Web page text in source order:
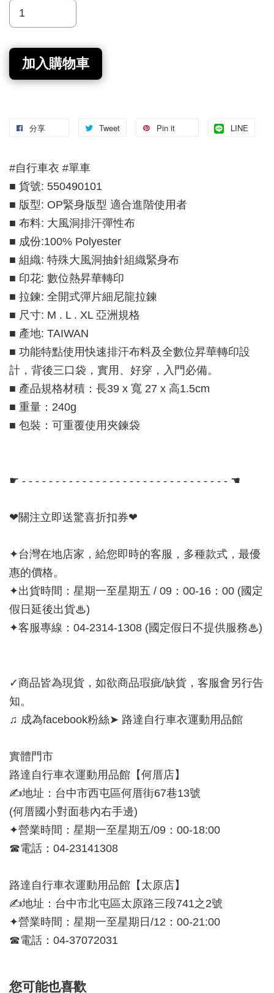
加入購物車
分享 Tweet Pin it LINE
#自行車衣 #單車
■ 貨號: 550490101
■ 版型: OP緊身版型 適合進階使用者
■ 布料: 大風洞排汗彈性布
■ 成份:100% Polyester
■ 組織: 特殊大風洞抽針組織緊身布
■ 印花: 數位熱昇華轉印
■ 拉鍊: 全開式彈片細尼龍拉鍊
■ 尺寸: M . L . XL 亞洲規格
■ 產地: TAIWAN
■ 功能特點使用快速排汗布料及全數位昇華轉印設
計，背後三口袋，實用、好穿，入門必備。
■ 產品規格材積：長39 x 寬 27 x 高1.5cm
■ 重量：240g
■ 包裝：可重覆使用夾鍊袋
☛ - - - - - - - - - - - - - - - - - - - - - - - - - - - - - - - ☚
❤關注立即送驚喜折扣券❤
✦台灣在地店家，給您即時的客服，多種款式，最優
惠的價格。
✦出貨時間：星期一至星期五 / 09：00-16：00 (國定
假日延後出貨♨)
✦客服專線：04-2314-1308 (國定假日不提供服務♨)
✓商品皆為現貨，如欲商品瑕疵/缺貨，客服會另行告
知。
♫ 成為facebook粉絲➤ 路達自行車衣運動用品館
實體門市
路達自行車衣運動用品館【何厝店】
✍地址：台中市西屯區何厝街67巷13號
(何厝國小對面巷內右手邊)
✦營業時間：星期一至星期五/09：00-18:00
☎電話：04-23141308
路達自行車衣運動用品館【太原店】
✍地址：台中市北屯區太原路三段741之2號
✦營業時間：星期一至星期日/12：00-21:00
☎電話：04-37072031
您可能也喜歡